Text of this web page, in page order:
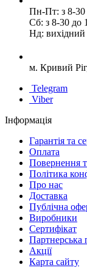
Пн-Пт: з 8-30
Сб: з 8-30 до
Нд: вихідний
м. Кривий
Telegram
Viber
Інформація
Гарантія та
Оплата
Повернення
Політика
Про нас
Доставка
Публічна
Виробники
Сертифікат
Партнерська
Акції
Карта сайту